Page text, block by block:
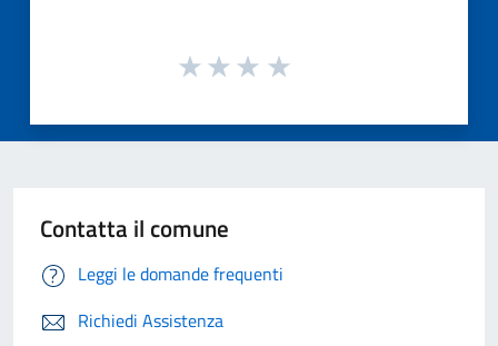
Contatta il comune
Leggi le domande frequenti
Richiedi Assistenza